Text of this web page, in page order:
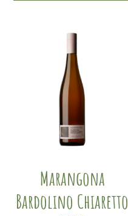
Marangona
Bardolino Chiaretto